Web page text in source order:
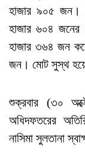
হাজার ৯০৫ জন।
হাজার ৬০৪
হাজার ৩৬৪ জন
জন। মোট সুস্থ
শুক্রবার (৩০
অধিদফতরের
নাসিমা সুলতানা